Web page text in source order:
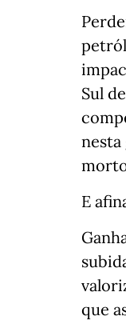
Sul
nesta
E
que